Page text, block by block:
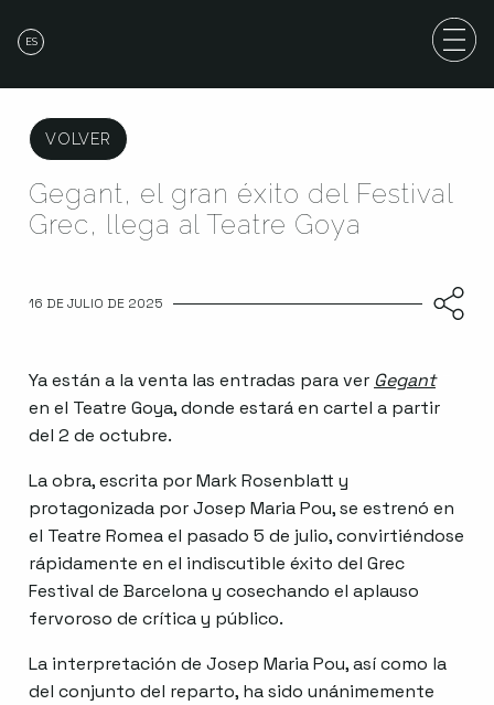
ES
VOLVER
Gegant, el gran éxito del Festival
Grec, llega al Teatre Goya
16 DE JULIO DE 2025
Ya están a la venta las entradas para ver Gegant
en el Teatre Goya, donde estará en cartel a partir
del 2 de octubre.
La obra, escrita por Mark Rosenblatt y
protagonizada por Josep Maria Pou, se estrenó en
el Teatre Romea el pasado 5 de julio, convirtiéndose
rápidamente en el indiscutible éxito del Grec
Festival de Barcelona y cosechando el aplauso
fervoroso de crítica y público.
La interpretación de Josep Maria Pou, así como la
del conjunto del reparto, ha sido unánimemente